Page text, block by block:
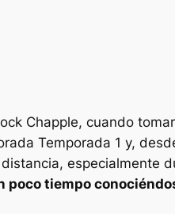
Chapple, cuando
Temporada 1 y,
especialmente
poco tiempo